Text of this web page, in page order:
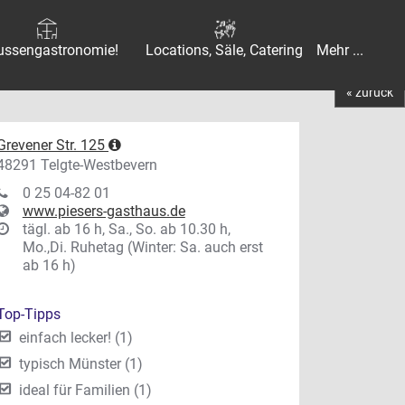
Locations, Säle, Catering Mehr ...
« zurück
Str. 125
Telgte-Westbevern
0 25 04-82 01
www.piesers-gasthaus.de
tägl. ab 16 h, Sa., So. ab 10.30 h,
Mo.,Di. Ruhetag (Winter: Sa. auch erst
ab 16 h)
Tipps
einfach lecker! (1)
typisch Münster (1)
ideal für Familien (1)